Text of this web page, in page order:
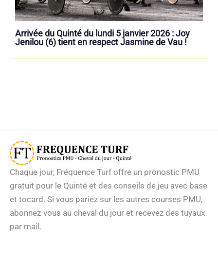
Arrivée du Quinté du lundi 5 janvier 2026 : Joy
Jenilou (6) tient en respect Jasmine de Vau !
Chaque jour, Fréquence Turf offre un pronostic PMU
gratuit pour le Quinté et des conseils de jeu avec base
et tocard. Si vous pariez sur les autres courses PMU,
abonnez-vous au cheval du jour et recevez des tuyaux
par mail.